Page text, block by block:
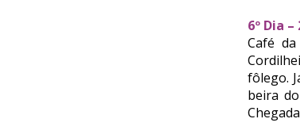
6º Dia –
Café
fôlego.
beira